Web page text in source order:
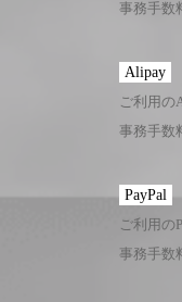
事務手数
Alipay
ご利用の
事務手数
PayPal
ご利用の
事務手数